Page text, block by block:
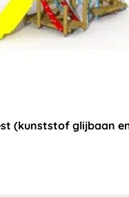
(kunststof glijbaan